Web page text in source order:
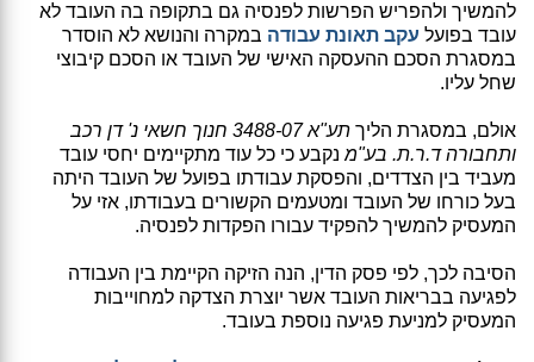
להמשיך ולהפריש הפרשות לפנסיה גם בתקופה בה העובד לא
עובד בפועל עקב תאונת עבודה במקרה והנושא לא הוסדר
במסגרת הסכם ההעסקה האישי של העובד או הסכם קיבוצי
שחל עליו.
אולם, במסגרת הליך
תע"א 3488-07 חנוך חשאי נ' דן רכב
ותחבורה ד.ר.ת. בע"מ נקבע כי כל עוד מתקיימים יחסי עובד
מעביד בין הצדדים, והפסקת עבודתו בפועל של העובד היתה
בעל כורחו של העובד ומטעמים הקשורים בעבודתו, אזי על
המעסיק להמשיך להפקיד עבורו הפקדות לפנסיה.
הסיבה לכך, לפי פסק הדין, הנה הזיקה הקיימת בין העבודה
לפגיעה בבריאות העובד אשר יוצרת הצדקה למחוייבות
המעסיק למניעת פגיעה נוספת בעובד.